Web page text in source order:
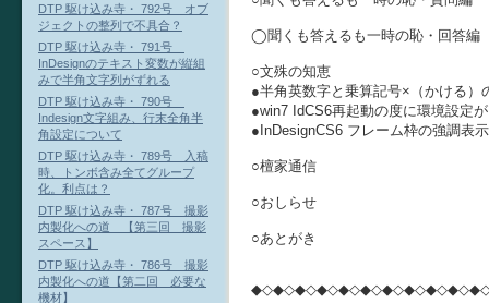
◯聞くも答えるも一時の恥・回答編
○文殊の知恵
●半角英数字と乗算記号×（かける）
●win7 IdCS6再起動の度に環境設定
●InDesignCS6 フレーム枠の強調表示
○檀家通信
○おしらせ
○あとがき
DTP 駆け込み寺・ 792号 オブ
ジェクトの整列で不具合？
DTP 駆け込み寺・ 791号
InDesignのテキスト変数が縦組
みで半角文字列がずれる
DTP 駆け込み寺・ 790号
Indesign文字組み、行末全角半
角設定について
DTP 駆け込み寺・ 789号 入稿
時、トンボ含み全てグループ
化。利点は？
DTP 駆け込み寺・ 787号 撮影
内製化への道 【第三回 撮影
スペース】
DTP 駆け込み寺・ 786号 撮影
内製化への道【第二回 必要な
機材】